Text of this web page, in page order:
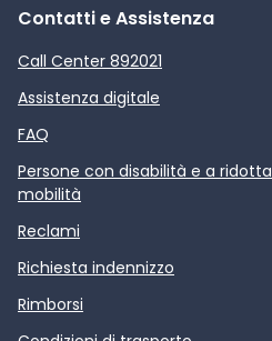
Contatti e Assistenza
Call Center 892021
Assistenza digitale
FAQ
Persone con disabilità e a ridotta
mobilità
Reclami
Richiesta indennizzo
Rimborsi